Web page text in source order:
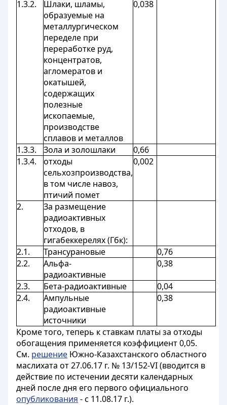
1.3.2.
Шлаки, шламы,
образуемые на
металлургическом
переделе при
переработке руд,
концентратов,
агломератов и
окатышей,
содержащих
полезные
ископаемые,
производстве
сплавов и металлов
0,038
1.3.3. Зола и золошлаки
0,66
1.3.4.
отходы
сельхозпроизводства,
в том числе навоз,
птичий помет
0,002
2.
За размещение
радиоактивных
отходов, в
гигабеккерелях (Гбк):
2.1.
Трансурановые
0,76
2.2.
Альфа-
радиоактивные
0,38
2.3. Бета-радиоактивные
0,04
2.4.
Ампульные
радиоактивные
источники
0,38
Кроме того, теперь к ставкам платы за отходы
обогащения применяется коэффициент 0,05.
См. решение Южно-Казахстанского областного
маслихата от 27.06.17 г. № 13/152-VI (вводится в
действие по истечении десяти календарных
дней после дня его первого официального
опубликования - с 11.08.17 г.).